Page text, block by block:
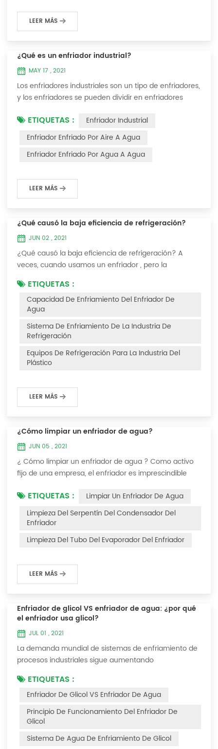
LEER MÁS
¿Qué es un enfriador industrial?
MAY 17 , 2021
Los enfriadores industriales son un tipo de enfriadores,
y los enfriadores se pueden dividir en enfriadores
enfriador de agua es un tipo de equipo de
enfriamiento de agua, que puede proporcionar un
equipo de enfriamiento de temperatura constante,
corriente constante y presión constante. El principio
ETIQUETAS :
Enfriador Industrial
Enfriador Enfriado Por Aire A Agua
Enfriador Enfriado Por Agua A Agua
LEER MÁS
¿Qué causó la baja eficiencia de refrigeración?
JUN 02 , 2021
¿Qué causó la baja eficiencia de refrigeración? A
veces, cuando usamos un enfriador , pero la
enfriarse a cierta temperatura, ya no bajará más.
Hablemos ¿Qué causó la baja eficiencia de
refrigeración? 1. Fuga de refrigerante [análisis de falla]
Después de la fuga de refrigerante en el sistema, la
capacidad de enfriamiento es insuficiente, la presión...
ETIQUETAS :
Capacidad De Enfriamiento Del Enfriador De
Agua
Sistema De Enfriamiento De La Industria De
Refrigeración
Equipos De Refrigeración Para La Industria Del
Plástico
LEER MÁS
¿Cómo limpiar un enfriador de agua?
JUN 05 , 2021
¿ Cómo limpiar un enfriador de agua ? Como activo
fijo de una empresa, el enfriador es imprescindible
maximice su utilidad. Debido a que la operación a
largo plazo del enfriador causará incrustaciones
gruesas en la superficie del condensador, lo que
Por ejemplo, para que su eficiencia de trabaj...
ETIQUETAS :
Limpiar Un Enfriador De Agua
Limpieza Del Serpentín Del Condensador Del
Enfriador
Limpieza Del Tubo Del Evaporador Del Enfriador
LEER MÁS
Enfriador de glicol VS enfriador de agua: ¿por qué
el enfriador usa glicol?
JUL 01 , 2021
La demanda mundial de sistemas de enfriamiento de
procesos industriales sigue aumentando
inactividad mínimo son las claves para lograr procesos
industriales y comerciales consistentes y rentables.
Este artículo considerará la mejor manera de lograr la
temperatura óptima requerida para los procesos de
ETIQUETAS :
Enfriador De Glicol VS Enfriador De Agua
Principio De Funcionamiento Del Enfriador De
Glicol
Sistema De Agua De Enfriamiento De Glicol